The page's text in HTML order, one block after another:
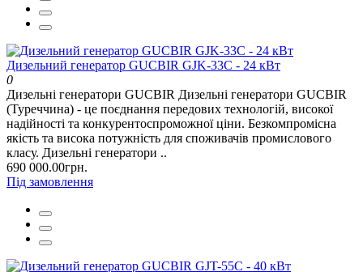
Дизельний генератор GUCBIR GJK-33C - 24 кВт
0
Дизельні генератори GUCBIR Дизельні генератори GUCBIR
(Туреччина) - це поєднання передових технологій, високої
надійності та конкурентоспроможної ціни. Безкомпромісна
якість та висока потужність для споживачів промислового
класу. Дизельні генератори ..
690 000.00грн.
Під замовлення